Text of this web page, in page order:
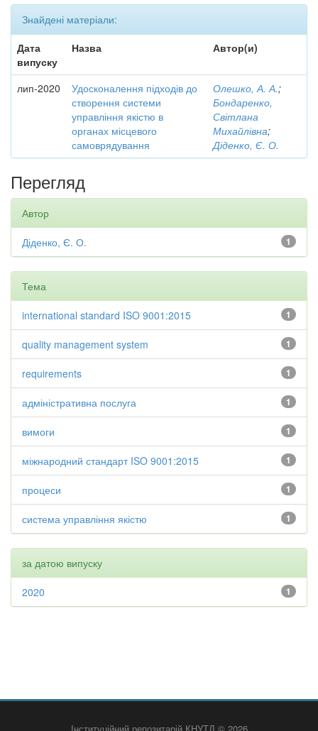
Знайдені матеріали:
Дата
випуску
Назва Автор(и)
лип-2020
Удосконалення підходів до
створення системи
управління якістю в
органах місцевого
самоврядування
Олешко, А. А.;
Бондаренко,
Світлана
Михайлівна;
Діденко, Є. О.
Перегляд
Автор
1
Діденко, Є. О.
Тема
1
international standard ISO 9001:2015
1
quality management system
1
requirements
1
адміністративна послуга
1
вимоги
1
міжнародний стандарт ISO 9001:2015
1
процеси
1
система управління якістю
за датою випуску
1
2020